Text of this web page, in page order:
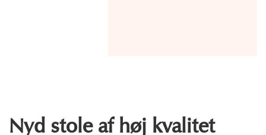
Nyd stole af høj kvalitet